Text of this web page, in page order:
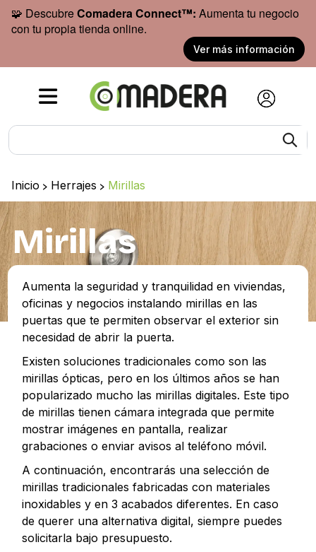
🧩 DescubreComadera Connect™: Aumenta tu negocio
con tu propia tienda online.
Ver más información
Inicio > Herrajes > Mirillas
Mirillas
Aumenta la seguridad y tranquilidad en viviendas,
oficinas y negocios instalando mirillas en las
puertas que te permiten observar el exterior sin
necesidad de abrir la puerta.
Existen soluciones tradicionales como son las
mirillas ópticas, pero en los últimos años se han
popularizado mucho las mirillas digitales. Este tipo
de mirillas tienen cámara integrada que permite
mostrar imágenes en pantalla, realizar
grabaciones o enviar avisos al teléfono móvil.
A continuación, encontrarás una selección de
mirillas tradicionales fabricadas con materiales
inoxidables y en 3 acabados diferentes. En caso
de querer una alternativa digital, siempre puedes
solicitarla bajo presupuesto.